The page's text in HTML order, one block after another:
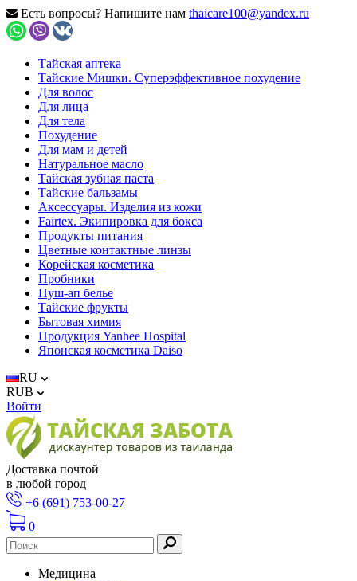
Есть вопросы? Напишите нам thaicare100@yandex.ru
Тайская аптека
Тайские Мишки. Суперэффективное похудение
Для волос
Для лица
Для тела
Похудение
Для мам и детей
Натуральное масло
Тайская зубная паста
Тайские бальзамы
Аксессуары. Изделия из кожи
Fairtex. Экипировка для бокса
Продукты питания
Цветные контактные линзы
Корейская косметика
Пробники
Пуш-ап белье
Тайские фрукты
Бытовая химия
Продукция Yanhee Hospital
Японская косметика Daiso
RU
RUB
Войти
Доставка почтой
в любой город
+6 (691) 753-00-27
0
Медицина